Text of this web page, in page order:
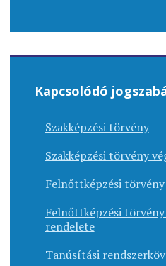
Kapcsolódó
Szakképzési törvény
Szakképzési törvény
Felnőttképzési törvény
Felnőttképzési
rendelete
Tanúsítási